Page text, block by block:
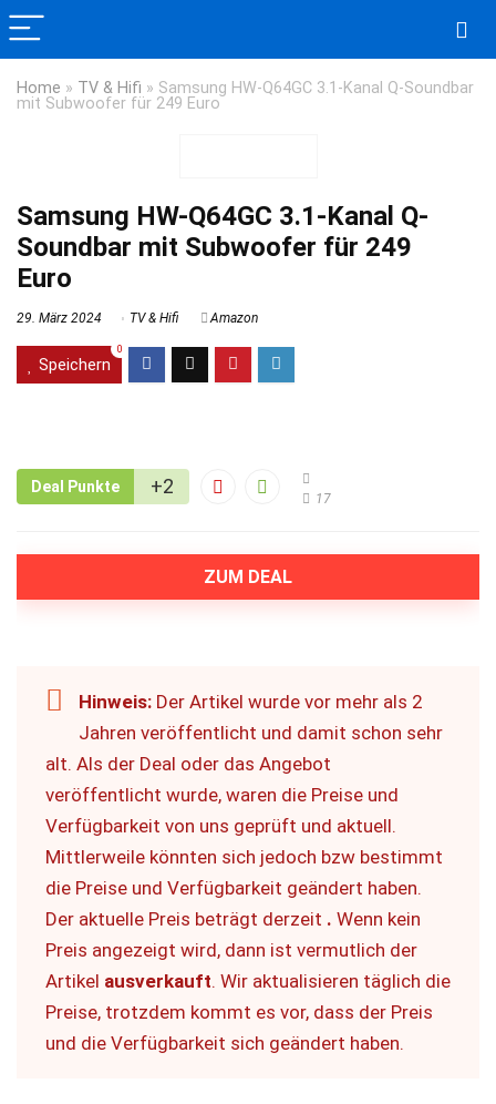
Home » TV & Hifi » Samsung HW-Q64GC 3.1-Kanal Q-Soundbar
mit Subwoofer für 249 Euro
Samsung HW-Q64GC 3.1-Kanal Q-
Soundbar mit Subwoofer für 249
Euro
29. März 2024 TV & Hifi Amazon
Speichern
0
Deal Punkte +2
17
ZUM DEAL
Hinweis: Der Artikel wurde vor mehr als 2
Jahren veröffentlicht und damit schon sehr
alt. Als der Deal oder das Angebot
veröffentlicht wurde, waren die Preise und
Verfügbarkeit von uns geprüft und aktuell.
Mittlerweile könnten sich jedoch bzw bestimmt
die Preise und Verfügbarkeit geändert haben.
Der aktuelle Preis beträgt derzeit . Wenn kein
Preis angezeigt wird, dann ist vermutlich der
Artikel ausverkauft. Wir aktualisieren täglich die
Preise, trotzdem kommt es vor, dass der Preis
und die Verfügbarkeit sich geändert haben.